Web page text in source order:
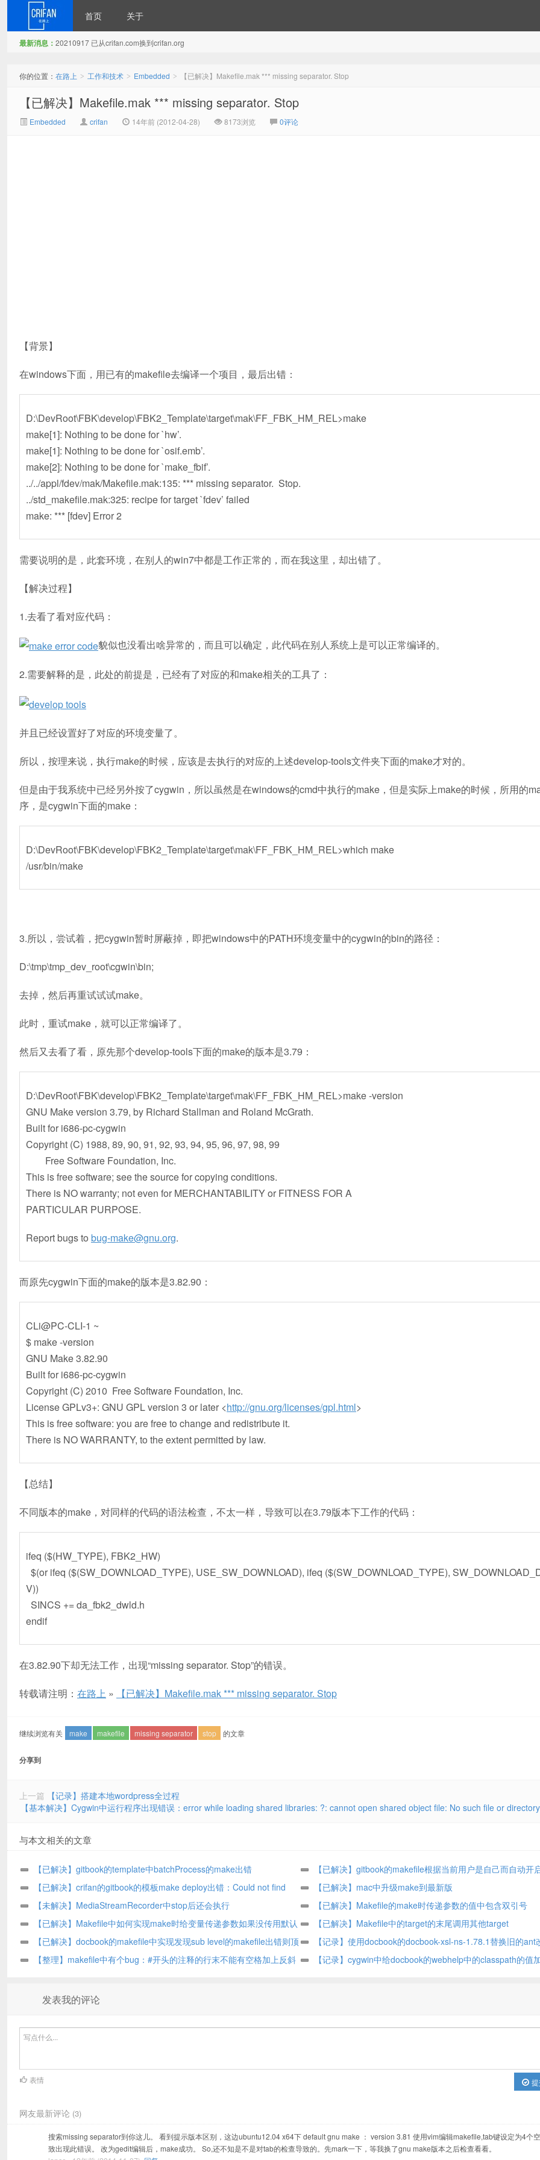
首页 关于
最新消息： 20210917 已从crifan.com换到crifan.org
你的位置： 在路上 > 工作和技术 > Embedded > 【已解决】Makefile.mak *** missing separator. Stop
【已解决】Makefile.mak *** missing separator. Stop
Embedded crifan 14年前 (2012-04-28) 8173浏览 0评论
【背景】
在windows下面，用已有的makefile去编译一个项目，最后出错：
D:\DevRoot\FBK\develop\FBK2_Template\target\mak\FF_FBK_HM_REL>make
make[1]: Nothing to be done for `hw’.
make[1]: Nothing to be done for `osif.emb’.
make[2]: Nothing to be done for `make_fbif’.
../../appl/fdev/mak/Makefile.mak:135: *** missing separator. Stop.
../std_makefile.mak:325: recipe for target `fdev’ failed
make: *** [fdev] Error 2
需要说明的是，此套环境，在别人的win7中都是工作正常的，而在我这里，却出错了。
【解决过程】
1.去看了看对应代码：
貌似也没看出啥异常的，而且可以确定，此代码在别人系统上是可以正常编译的。
2.需要解释的是，此处的前提是，已经有了对应的和make相关的工具了：
并且已经设置好了对应的环境变量了。
所以，按理来说，执行make的时候，应该是去执行的对应的上述develop-tools文件夹下面的make才对的。
但是由于我系统中已经另外按了cygwin，所以虽然是在windows的cmd中执行的make，但是实际上make的时候，所用的
序，是cygwin下面的make：
D:\DevRoot\FBK\develop\FBK2_Template\target\mak\FF_FBK_HM_REL>which make
/usr/bin/make
3.所以，尝试着，把cygwin暂时屏蔽掉，即把windows中的PATH环境变量中的cygwin的bin的路径：
D:\tmp\tmp_dev_root\cgwin\bin;
去掉，然后再重试试试make。
此时，重试make，就可以正常编译了。
然后又去看了看，原先那个develop-tools下面的make的版本是3.79：
D:\DevRoot\FBK\develop\FBK2_Template\target\mak\FF_FBK_HM_REL>make -version
GNU Make version 3.79, by Richard Stallman and Roland McGrath.
Built for i686-pc-cygwin
Copyright (C) 1988, 89, 90, 91, 92, 93, 94, 95, 96, 97, 98, 99
Free Software Foundation, Inc.
This is free software; see the source for copying conditions.
There is NO warranty; not even for MERCHANTABILITY or FITNESS FOR A
PARTICULAR PURPOSE.
Report bugs to bug-make@gnu.org.
而原先cygwin下面的make的版本是3.82.90：
CLi@PC-CLI-1 ~
$ make -version
GNU Make 3.82.90
Built for i686-pc-cygwin
Copyright (C) 2010 Free Software Foundation, Inc.
License GPLv3+: GNU GPL version 3 or later <http://gnu.org/licenses/gpl.html>
This is free software: you are free to change and redistribute it.
There is NO WARRANTY, to the extent permitted by law.
【总结】
不同版本的make，对同样的代码的语法检查，不太一样，导致可以在3.79版本下工作的代码：
ifeq ($(HW_TYPE), FBK2_HW)
$(or ifeq ($(SW_DOWNLOAD_TYPE), USE_SW_DOWNLOAD), ifeq ($(SW_DOWNLOAD_TYPE),
V))
SINCS += da_fbk2_dwld.h
endif
在3.82.90下却无法工作，出现“missing separator. Stop”的错误。
转载请注明： 在路上 » 【已解决】Makefile.mak *** missing separator. Stop
继续浏览有关 make makefile missing separator stop 的文章
分享到
上一篇
【记录】搭建本地wordpress全过程
【基本解决】Cygwin中运行程序出现错误：error while loading shared libraries: ?: cannot open shared object file: No such file or directory
与本文相关的文章
【已解决】gitbook的template中batchProcess的make出错
【已解决】gitbook的makefile根据当前用户是自己而自动开
【已解决】crifan的gitbook的模板make deploy出错：Could not find
reasonable point at which to split Sub-tree size KB
【已解决】mac中升级make到最新版
【未解决】MediaStreamRecorder中stop后还会执行
ondataavailable
【已解决】Makefile的make时传递参数的值中包含双引号
【已解决】Makefile中如何实现make时给变量传递参数如果没传用默认
值
【已解决】Makefile中的target的末尾调用其他target
【已解决】docbook的makefile中实现发现sub level的makefile出错则顶
层makefile停止编译且退出
【记录】使用docbook的docbook-xsl-ns-1.78.1替换旧的ant
去编译webhelp
【整理】makefile中有个bug：#开头的注释的行末不能有空格加上反斜
【记录】cygwin中给docbook的webhelp中的classpath的值
发表我的评论
表情
网友最新评论 (3)
搜索missing separator到你这儿。 看到提示版本区别，这边ubuntu12.04 x64下 default gnu make ： version 3.81 使用vim编辑makefile,tab键设定为4个
致出现此错误。 改为gedit编辑后，make成功。 So,还不知是不是对tab的检查导致的。先mark一下，等我换了gnu make版本之后检查看看。